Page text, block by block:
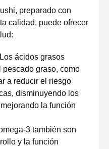
preparado con
calidad, puede ofrecer
Los ácidos grasos
graso, como
a reducir el riesgo
disminuyendo los
la función
3 también son
y la función